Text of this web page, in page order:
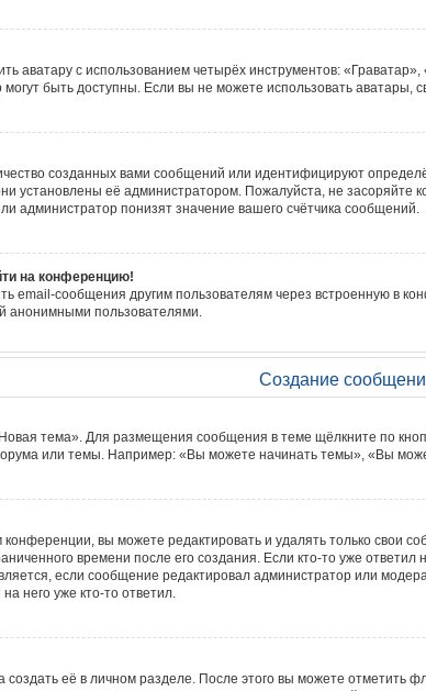
аватару с использованием четырёх инструментов:
быть доступны. Если вы не можете использовать
созданных вами сообщений или идентифицируют
установлены её администратором. Пожалуйста, не
администратор понизят значение вашего счётчика сообщений.
на конференцию!
email-сообщения другим пользователям через встроенную в
анонимными пользователями.
Создание
тема». Для размещения сообщения в теме щёлкните по
или темы. Например: «Вы можете начинать темы», «Вы
вы можете редактировать и удалять только свои
времени после его создания. Если кто-то уже
если сообщение редактировал администратор или
него уже кто-то ответил.
её в личном разделе. После этого вы можете отметить